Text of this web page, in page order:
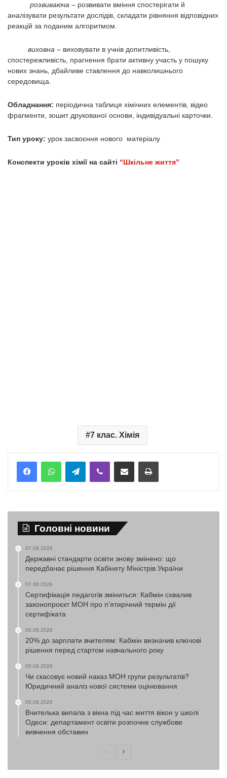
розвиваюча – розвивати вміння спостерігати й
аналізувати результати дослідів, складати рівняння відповідних
реакцій за поданим алгоритмом.
виховна – виховувати в учнів допитливість,
спостережливість, прагнення брати активну участь у пошуку
нових знань, дбайливе ставлення до навколишнього
середовища.
Обладнання: періодична таблиця хімічних елементів, відео
фрагменти, зошит друкованої основи, індивідуальні карточки.
Тип уроку: урок засвоєння нового матеріалу
Конспекти уроків хімії на сайті “Шкільне життя”
7 клас. Хімія
TelegramViber Надіслати електронною поштоюНадрукувати
Головні новини
07.08.2026
Державні стандарти освіти знову змінено: що
передбачає рішення Кабінету Міністрів України
07.08.2026
Сертифікація педагогів зміниться: Кабмін схвалив
законопроєкт МОН про п’ятирічний термін дії
сертифіката
06.08.2026
20% до зарплати вчителям: Кабмін визначив ключові
рішення перед стартом навчального року
06.08.2026
Чи скасовує новий наказ МОН групи результатів?
Юридичний аналіз нової системи оцінювання
05.08.2026
Вчителька випала з вікна під час миття вікон у школі
Одеси: департамент освіти розпочне службове
вивчення обставин
ПопередняНаступна